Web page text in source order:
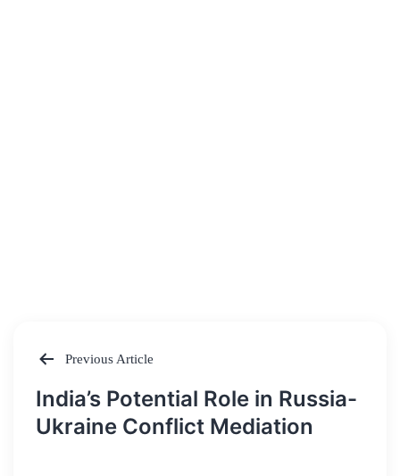
Post
navigation
Previous Article
India’s Potential Role in Russia-
Ukraine Conflict Mediation